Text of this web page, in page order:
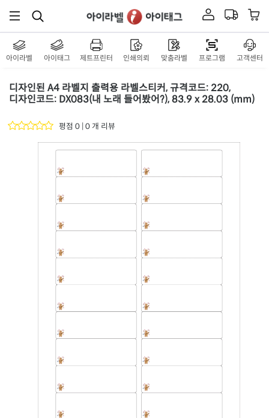
아이라벨 아이태그 제트프린터 인쇄의뢰 맞춤라벨 프로그램 고객센터
디자인된 A4 라벨지 출력용 라벨스티커, 규격코드: 220,
디자인코드: DX083(내 노래 들어봤어?), 83.9 x 28.03 (mm)
평점 0 | 0 개 리뷰